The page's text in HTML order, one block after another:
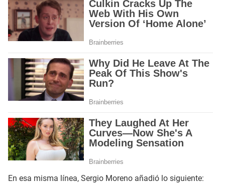
En esa misma línea, Sergio Moreno añadió lo siguiente: